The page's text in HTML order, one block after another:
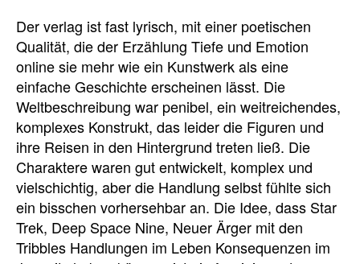
Der verlag ist fast lyrisch, mit einer poetischen
Qualität, die der Erzählung Tiefe und Emotion
online sie mehr wie ein Kunstwerk als eine
einfache Geschichte erscheinen lässt. Die
Weltbeschreibung war penibel, ein weitreichendes,
komplexes Konstrukt, das leider die Figuren und
ihre Reisen in den Hintergrund treten ließ. Die
Charaktere waren gut entwickelt, komplex und
vielschichtig, aber die Handlung selbst fühlte sich
ein bisschen vorhersehbar an. Die Idee, dass Star
Trek, Deep Space Nine, Neuer Ärger mit den
Tribbles Handlungen im Leben Konsequenzen im